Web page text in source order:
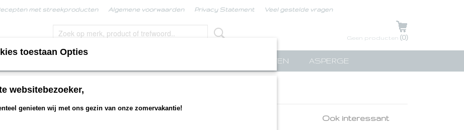
met streekproducten Algemene voorwaarden Privacy Statement Veel gestelde vragen
UW WINKELWAGEN
Geen producten (0)
LIMBURGSE KERSTPAKKETTEN ASPERGE
mosterd
Ook interessant
toestaan Opties
websitebezoeker,
genieten wij met ons gezin van onze zomervakantie!